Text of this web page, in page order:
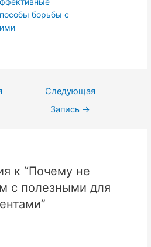
борьбы с
Следующая
Запись →
к “Почему не
с полезными для